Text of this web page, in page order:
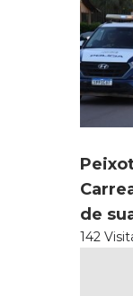
de
142